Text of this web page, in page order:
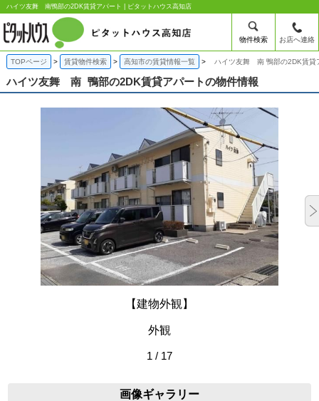
ハイツ友舞 南鴨部の2DK賃貸アパート | ピタットハウス高知店
物件検索 お店へ連絡
TOPページ 賃貸物件検索 高知市の賃貸情報一覧 ハイツ友舞 南 鴨部の2DK賃貸
ハイツ友舞 南 鴨部の2DK賃貸アパートの物件情報
【建物外観】
外観
1 / 17
画像ギャラリー